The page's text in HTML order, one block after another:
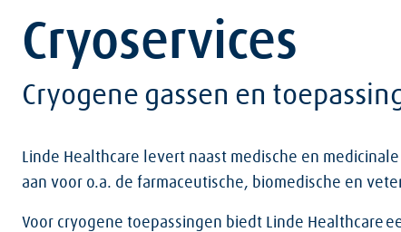
Cryoservices
Cryogene gassen en
Linde Healthcare levert naast medische en
aan voor o.a. de farmaceutische, biomedische en
Voor cryogene toepassingen biedt Linde Healthcare